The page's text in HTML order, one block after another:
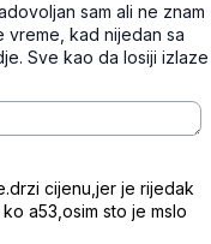
sam ali ne znam
vreme, kad nijedan sa
Sve kao da losiji izlaze
cijenu,jer je rijedak
a53,osim sto je mslo